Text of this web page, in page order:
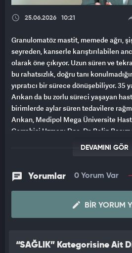
25.06.2026 10:21
Granulomatöz mastit, memede ağrı,
seyreden, kanserle karıştırılabilen
olarak öne çıkıyor. Uzun süren ve
bu rahatsızlık, doğru tanı
yıpratıcı bir sürece dönüşebiliyor. 35
Arıkan da bu zorlu süreci yaşayan
birimlerde aylar süren tedavilere
Arıkan, Medipol Mega Üniversite
Cerrahisi Uzmanı Doç. Dr. Pelin
doğru tanı ve kişiye özel tedaviyle
Granulomatöz mastitin memede
iltihaplı ve enflamatuar bir
ancak memede ağrı, şişlik ve apse
ve tekrarlama riski yüksek olan bir
DEVAMINI GÖR
Yorumlar 0 Yorum Var
BIR YORUM
“SAĞLIK” Kategorisine Ait